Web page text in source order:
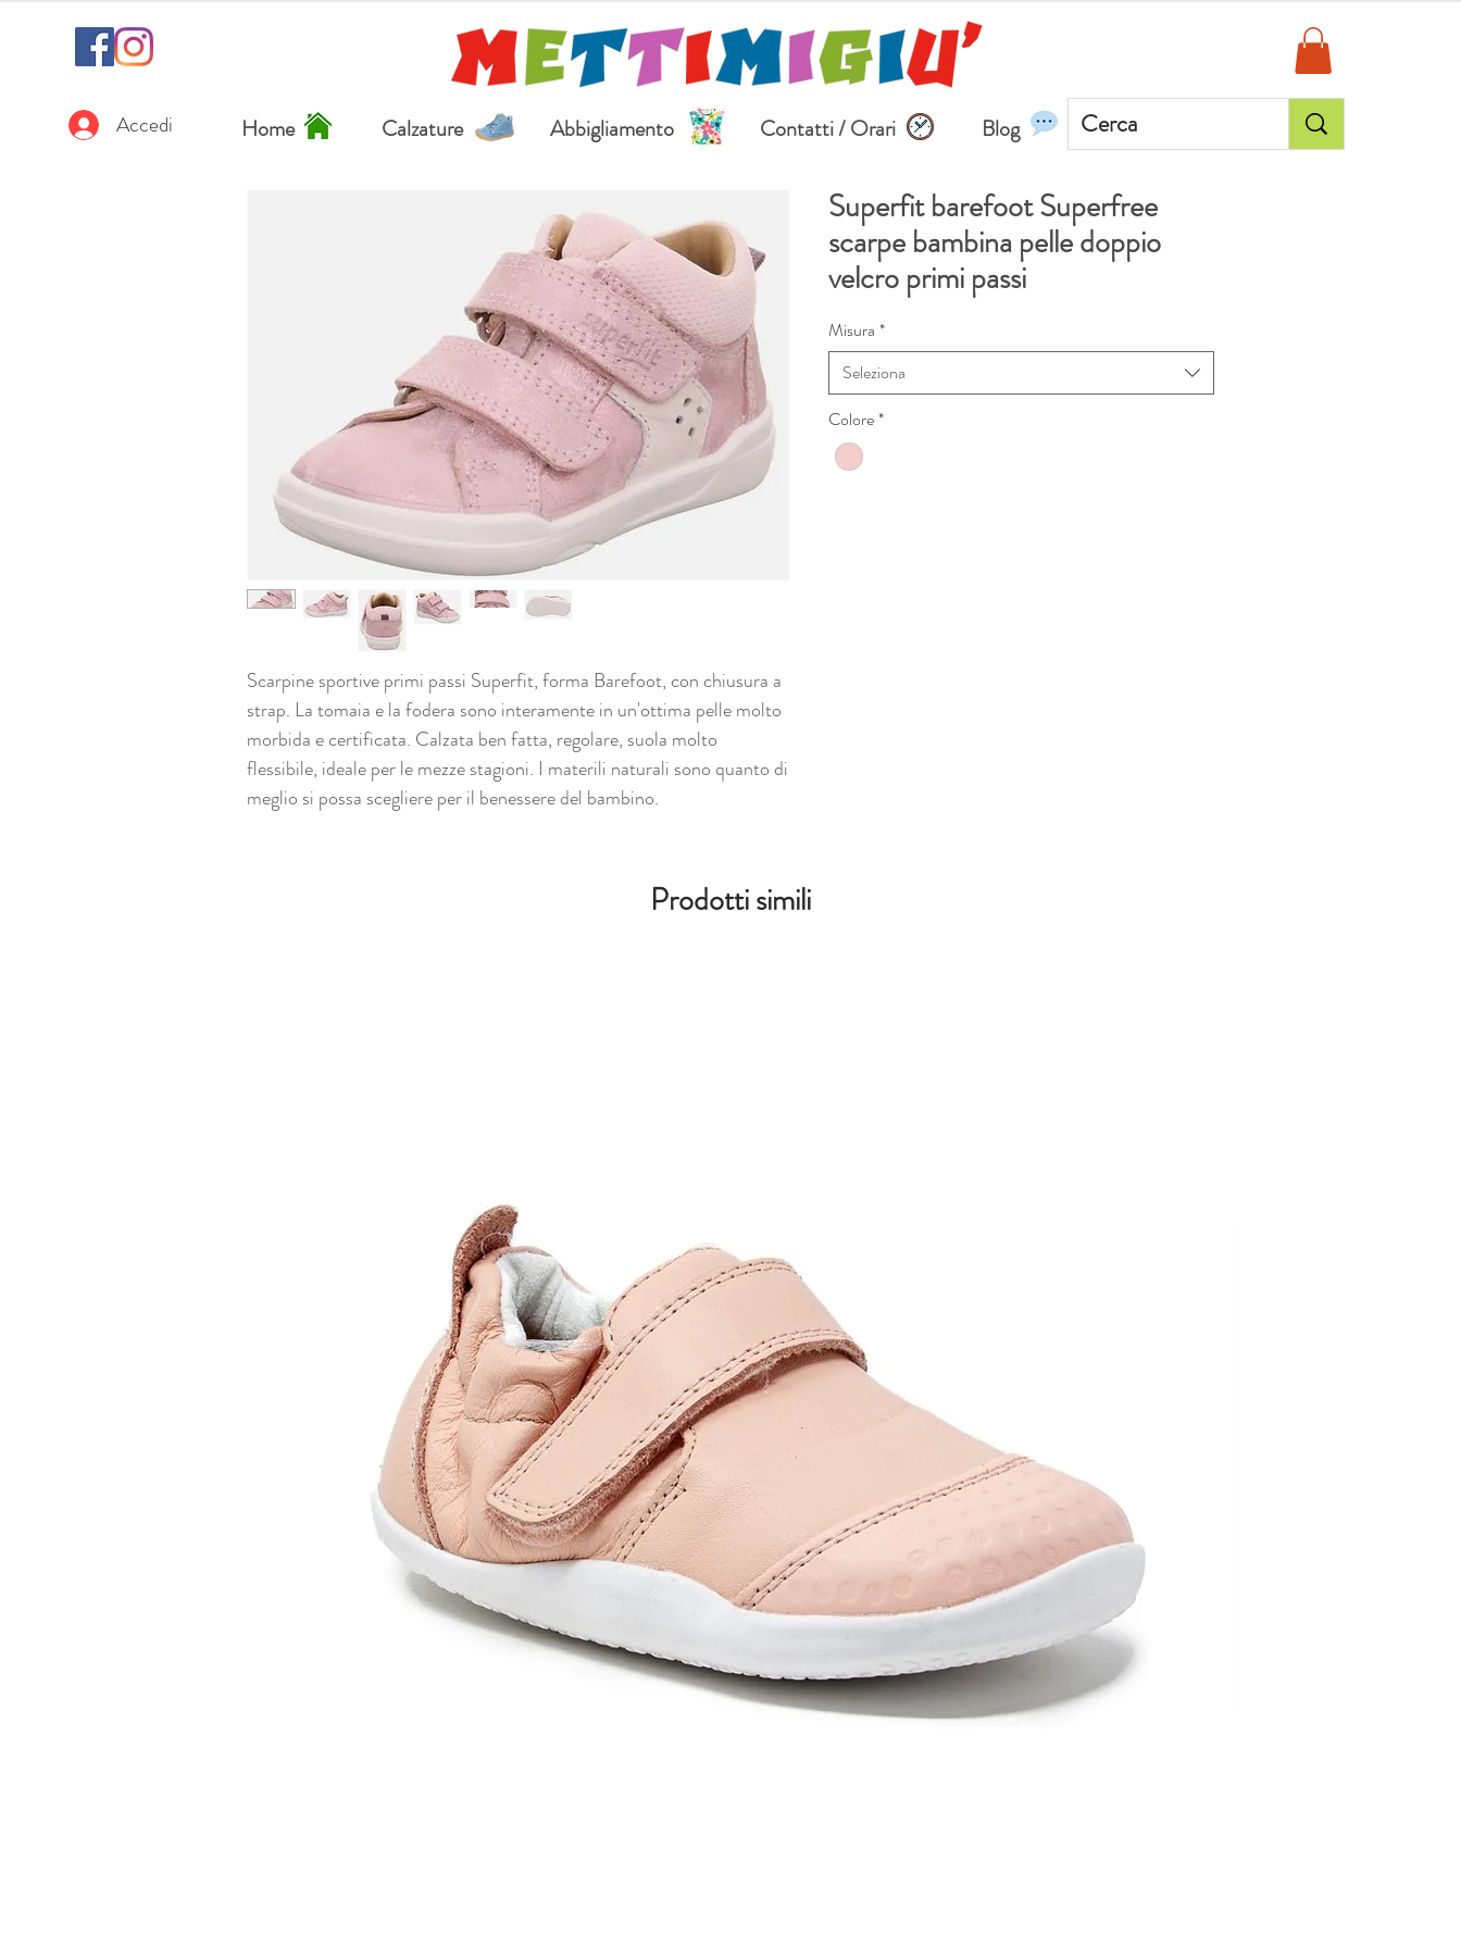
Accedi Home Calzature Abbigliamento Contatti / Orari Blog
Scarpine sportive primi passi Superfit, forma Barefoot, con chiusura a
strap. La tomaia e la fodera sono interamente in un'ottima pelle molto
morbida e certificata. Calzata ben fatta, regolare, suola molto
flessibile, ideale per le mezze stagioni. I materili naturali sono quanto di
meglio si possa scegliere per il benessere del bambino.
Superfit barefoot Superfree
scarpe bambina pelle doppio
velcro primi passi
Misura *
Seleziona
Colore*
Prodotti simili